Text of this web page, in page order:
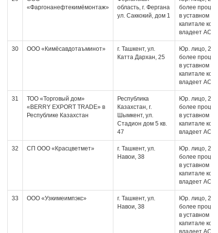
«Фаргонанефтекимёмонтаж»
область, г. Фергана
ул. Саккокий, дом 1
более
в уставном
капитале
владеет АО
30 ООО «Кимёсавдотаъминот»
г. Ташкент, ул.
Катта Дархан, 25
Юр. лицо, 20
более
в уставном
капитале
владеет АО
31
ТОО «Торговый дом»
«BERRY EXPORT TRADE» в
Республике Казахстан
Республика
Казахстан, г.
Шымкент, ул.
Стадион дом 5 кв.
47
Юр. лицо, 20
более
в уставном
капитале
владеет АО
32 СП ООО «Красцветмет»
г. Ташкент, ул.
Навои, 38
Юр. лицо, 20
более
в уставном
капитале
владеет АО
33 ООО «Узкимеимпэкс»
г. Ташкент, ул.
Навои, 38
Юр. лицо, 20
более
в уставном
капитале
владеет АО